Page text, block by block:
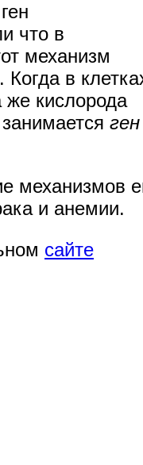
что в
механизм
. Когда в
же кислорода
занимается ген
механизмов
и анемии.
сайте